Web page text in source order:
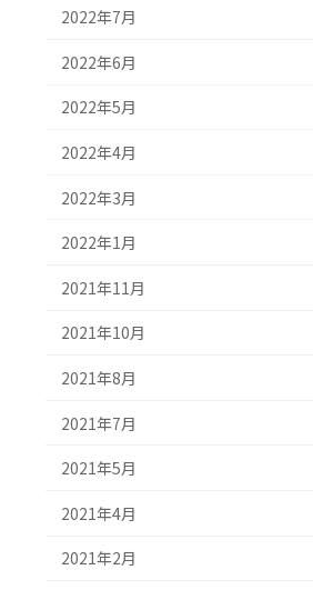
2022年7月
2022年6月
2022年5月
2022年4月
2022年3月
2022年1月
2021年11月
2021年10月
2021年8月
2021年7月
2021年5月
2021年4月
2021年2月